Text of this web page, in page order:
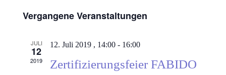
wählen.
Vergangene Veranstaltungen
JULI
12
2019
12. Juli 2019 , 14:00 - 16:00
Zertifizierungsfeier FABIDO